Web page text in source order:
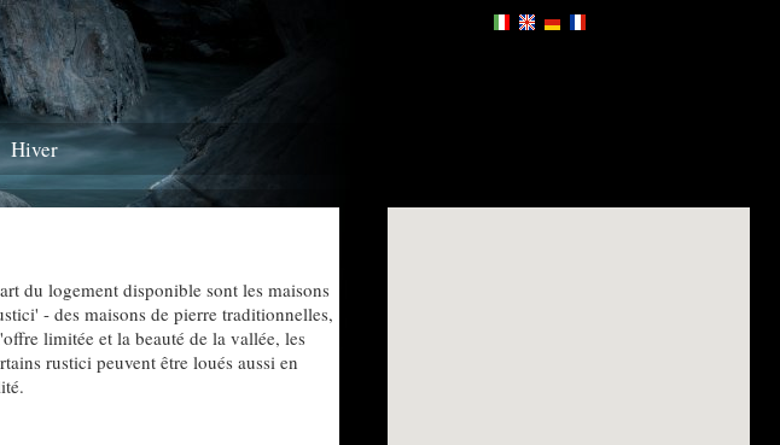
Hiver
du logement disponible sont les maisons
- des maisons de pierre traditionnelles,
limitée et la beauté de la vallée, les
rustici peuvent être loués aussi en